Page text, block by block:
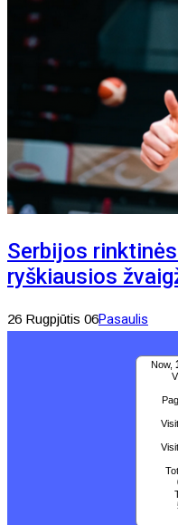
Serbijos
ryškiausios
26 Rugpjūtis 06Pasaulis
Now,